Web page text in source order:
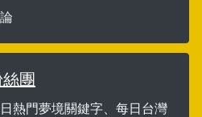
團
熱門夢境關鍵字、每日台灣